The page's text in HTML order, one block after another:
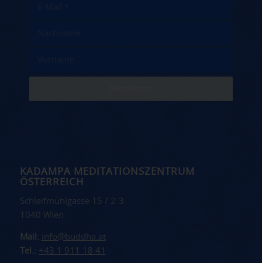
KADAMPA MEDITATIONSZENTRUM
ÖSTERREICH
Schleifmühlgasse 15 / 2-3
1040 Wien
Mail: info@buddha.at
Tel.: +43 1 911 18 41